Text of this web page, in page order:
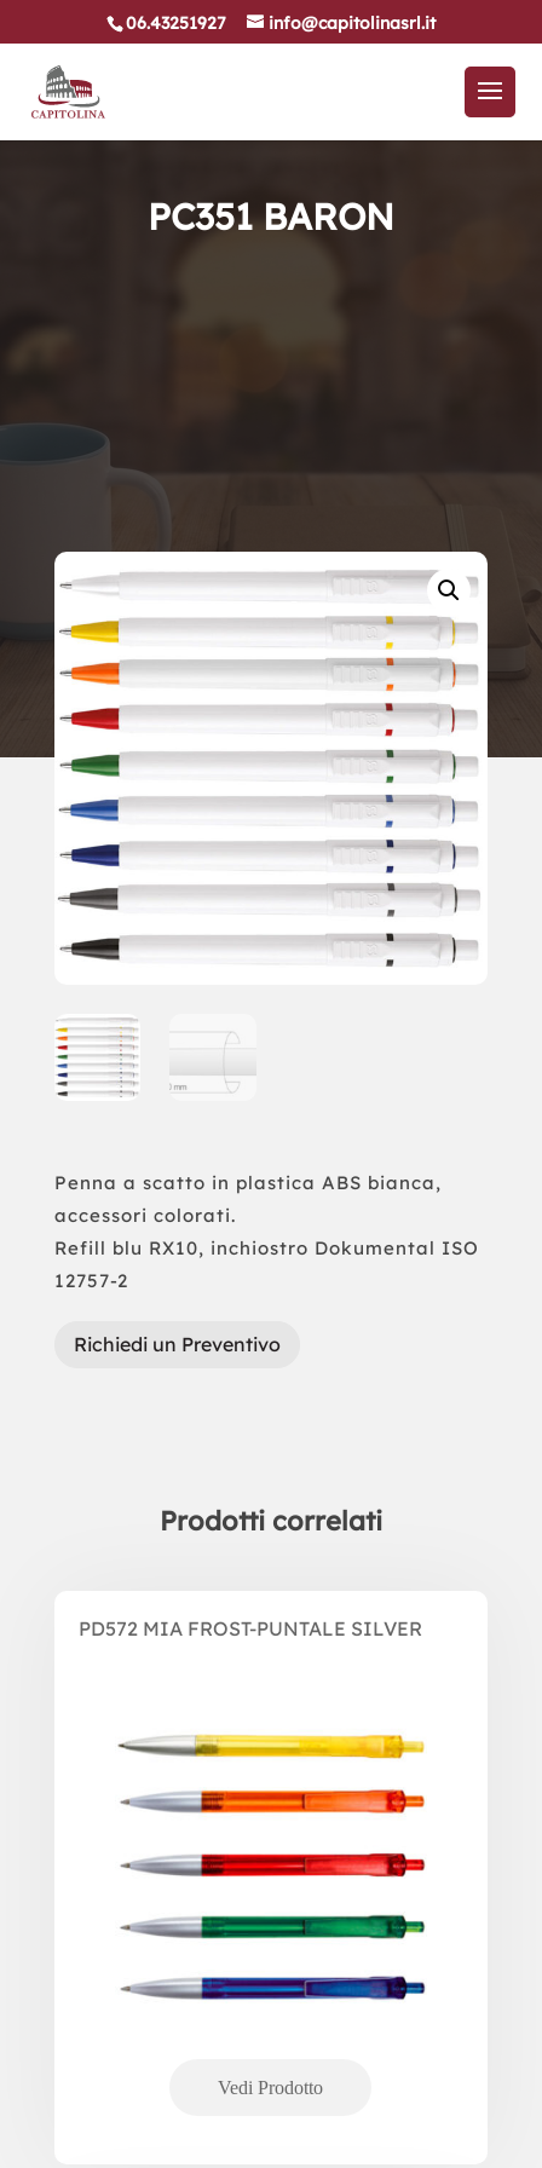
06.43251927 info@capitolinasrl.it
PC351 BARON
Penna a scatto in plastica ABS bianca,
accessori colorati.
Refill blu RX10, inchiostro Dokumental ISO
12757-2
Richiedi un Preventivo
Prodotti correlati
PD572 MIA FROST-PUNTALE SILVER